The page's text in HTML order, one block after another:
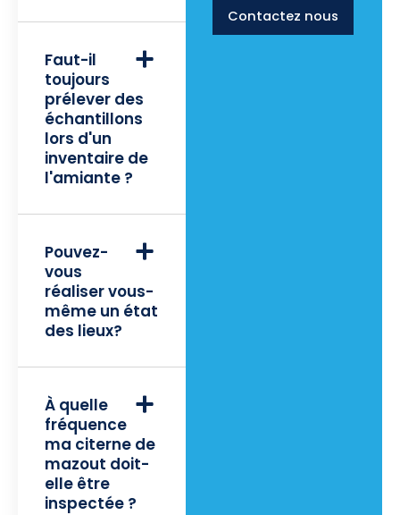
Faut-il
toujours
prélever des
échantillons
lors d'un
inventaire de
l'amiante ?
Pouvez-
vous
réaliser vous-
même un état
des lieux?
À quelle
fréquence
ma citerne de
mazout doit-
elle être
inspectée ?
Contactez nous